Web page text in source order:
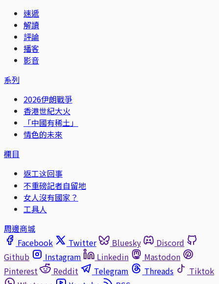
速遞
解讀
評論
播客
影音
系列
2026伊朗戰爭
香港世紀大火
「中國有稀土」
情色的未來
欄目
返工这回事
不重磅記者自留地
女人沒有國家？
工具人
周邊商城
Facebook
Twitter Bluesky
Discord
Github
Instagram Linkedin
Mastodon
Pinterest
Reddit Telegram Threads
Tiktok